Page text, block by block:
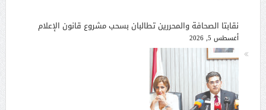
نقابتا الصحافة والمحررين تطالبان بسحب مشروع قانون الإعلام
أغسطس 5, 2026